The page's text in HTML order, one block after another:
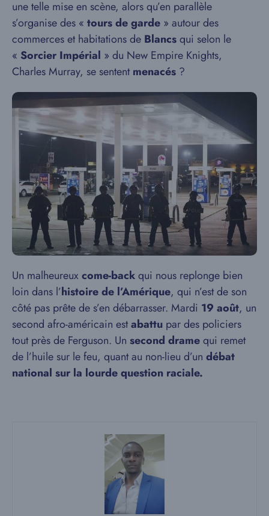
une telle mise en scène, alors qu’en parallèle
s’organise des « tours de garde » autour des
commerces et habitations de Blancsqui selon le
« Sorcier Impérial » du New Empire Knights,
Charles Murray, se sententmenacés ?
Un malheureuxcome-backqui nous replonge bien
loin dans l’histoire de l’Amérique, qui n’est de son
côté pas prête de s’en débarrasser. Mardi 19 août, un
second afro-américain estabattu par des policiers
tout près de Ferguson. Un second dramequi remet
de l’huile sur le feu, quant au non-lieu d’un débat
national sur la lourde question raciale.